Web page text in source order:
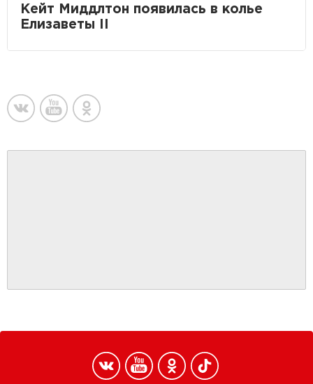
Кейт Миддлтон появилась в колье
Елизаветы II